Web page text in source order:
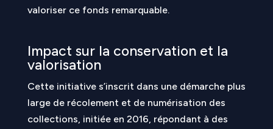
valoriser ce fonds remarquable.
Impact sur la conservation et la
valorisation
Cette initiative s’inscrit dans une démarche plus
large de récolement et de numérisation des
collections, initiée en 2016, répondant à des